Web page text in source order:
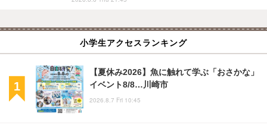
小学生アクセスランキング
【夏休み2026】魚に触れて学ぶ「おさかな」
イベント8/8…川崎市
2026.8.7 Fri 10:45